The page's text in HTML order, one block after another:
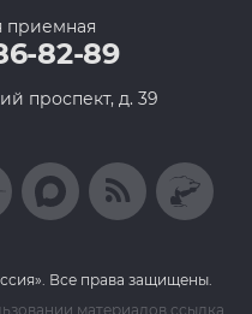
приемная
82-89
проспект, д. 39
Все права защищены.
материалов ссылка